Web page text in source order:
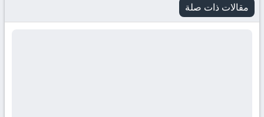
مقالات ذات صلة